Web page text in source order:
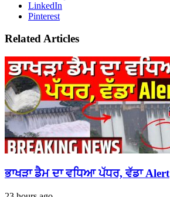
LinkedIn
Pinterest
Related Articles
ਭਾਖੜਾ ਡੈਮ ਦਾ ਵਧਿਆ ਪੱਧਰ, ਵੱਡਾ Alert